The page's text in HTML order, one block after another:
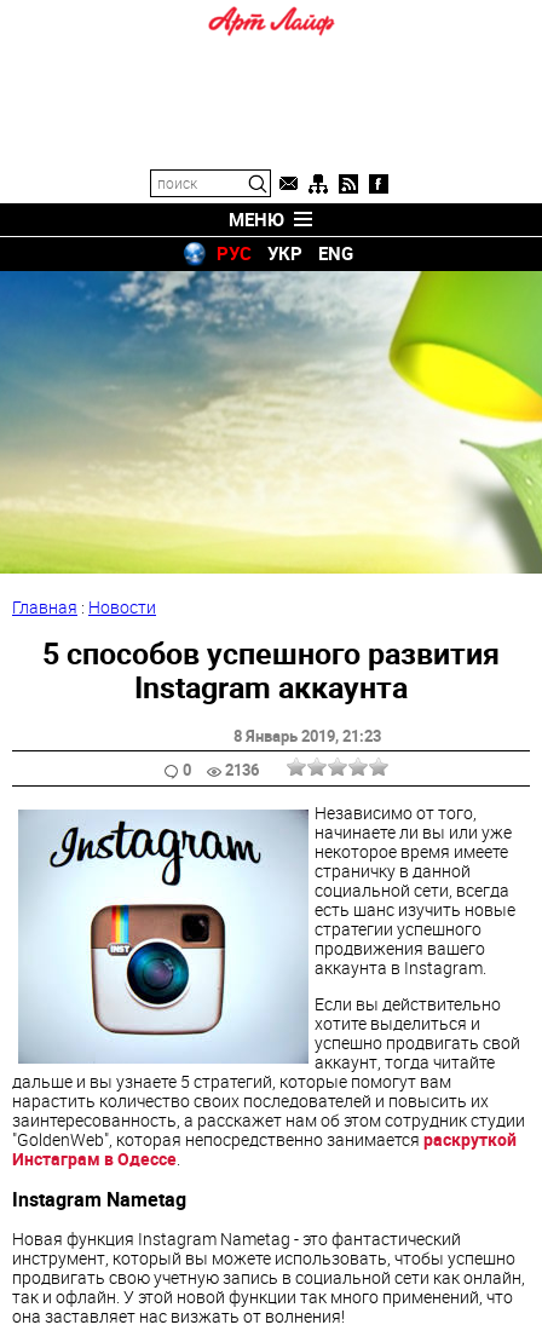
МЕНЮ
РУС
УКР ENG
Главная : Новости
5 способов успешного развития
Instagram аккаунта
8 Январь 2019, 21:23
0
2136
Независимо от того,
начинаете ли вы или уже
некоторое время имеете
страничку в данной
социальной сети, всегда
есть шанс изучить новые
стратегии успешного
продвижения вашего
аккаунта в Instagram.
Если вы действительно
хотите выделиться и
успешно продвигать свой
аккаунт, тогда читайте
дальше и вы узнаете 5 стратегий, которые помогут вам
нарастить количество своих последователей и повысить их
заинтересованность, а расскажет нам об этом сотрудник студии
"GoldenWeb", которая непосредственно занимается раскруткой
Инстаграм в Одессе
Instagram Nametag
Новая функция Instagram Nametag - это фантастический
инструмент, который вы можете использовать, чтобы успешно
продвигать свою учетную запись в социальной сети как онлайн,
так и офлайн. У этой новой функции так много применений, что
она заставляет нас визжать от волнения!